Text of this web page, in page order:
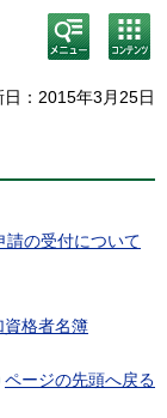
検
索・
メニ
コン
テン
ニュ
日：2015年3月25日
請の受付について
資格者名簿
ページの先頭へ戻る